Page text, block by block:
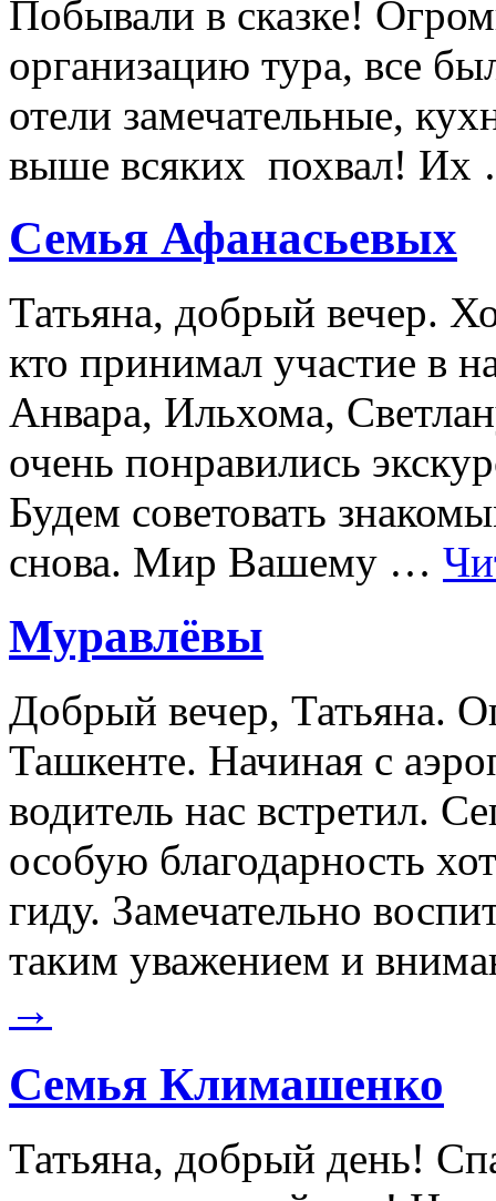
Побывали в сказке!
организацию тура, все
отели замечательные,
выше всяких похвал!
Семья Афанасьевых
Татьяна, добрый вечер.
кто принимал участие в
Анвара, Ильхома,
очень понравились
Будем советовать
снова. Мир Вашему …
Муравлёвы
Добрый вечер, Татьяна.
Ташкенте. Начиная с
водитель нас встретил.
особую благодарность
гиду. Замечательно
таким уважением и
→
Cемья Климашенко
Татьяна, добрый день!